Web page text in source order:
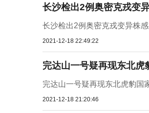
长沙检出2例奥密克戎变
长沙检出2例奥密克戎变异株
2021-12-18 22:49:22
完达山一号疑再现东北虎
完达山一号疑再现东北虎豹国
2021-12-18 21:20:46